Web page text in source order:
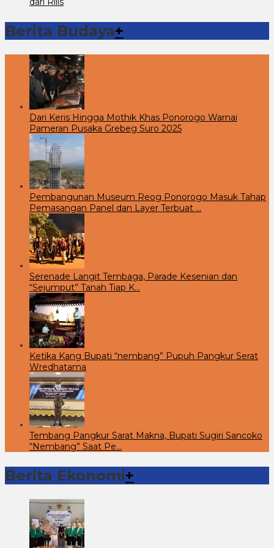
Berita Budaya+
Dari Keris Hingga Mothik Khas Ponorogo Warnai
Pameran Pusaka Grebeg Suro 2025
Pembangunan Museum Reog Ponorogo Masuk Tahap
Pemasangan Panel dan Layer Terbuat …
Serenade Langit Tembaga, Parade Kesenian dan
“Sejumput” Tanah Tiap K…
Ketika Kang Bupati “nembang” Pupuh Pangkur Serat
Wredhatama
Tembang Pangkur Sarat Makna, Bupati Sugiri Sancoko
“Nembang” Saat Pe…
Berita Ekonomi+